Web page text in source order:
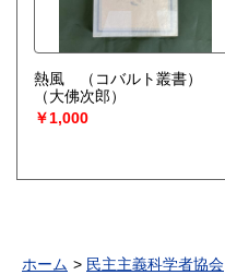
熱風 （コバルト叢書）
（大佛次郎）
￥1,000
ホーム
民主主義科学者協会